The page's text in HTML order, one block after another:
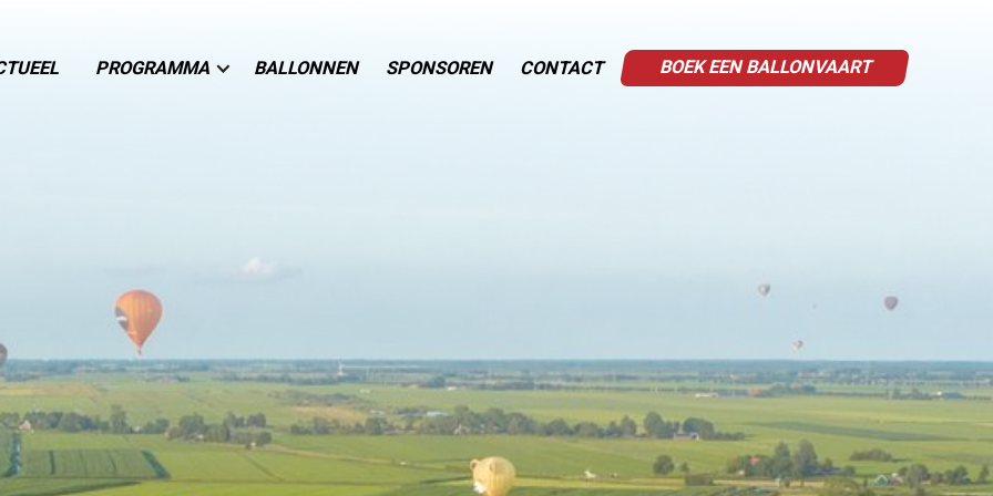
PROGRAMMA BALLONNEN SPONSOREN CONTACT BOEK EEN BALLONVAART